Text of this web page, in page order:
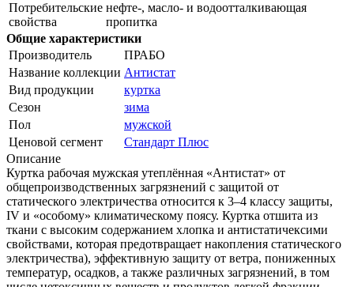
Потребительские
свойства
нефте-, масло- и водоотталкивающая
пропитка
Общие характеристики
Производитель
ПРАБО
Название коллекции Антистат
Вид продукции
куртка
Сезон
зима
Пол
мужской
Ценовой сегмент
Стандарт Плюс
Описание
Куртка рабочая мужская утеплённая «Антистат» от
общепроизводственных загрязнений с защитой от
статического электричества относится к 3–4 классу защиты,
IV и «особому» климатическому поясу. Куртка отшита из
ткани с высоким содержанием хлопка и антистатичексими
свойствами, которая предотвращает накопления статического
электричества), эффективную защиту от ветра, пониженных
температур, осадков, а также различных загрязнений, в том